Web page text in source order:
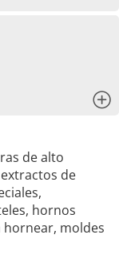
de alto
de
hornos
hornear, moldes